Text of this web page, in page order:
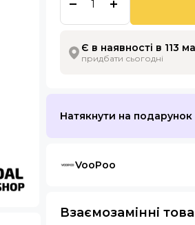
Є в наявності в 113
придбати сьогодні
Натякнути на подарунок
VooPoo
Взаємозамінні